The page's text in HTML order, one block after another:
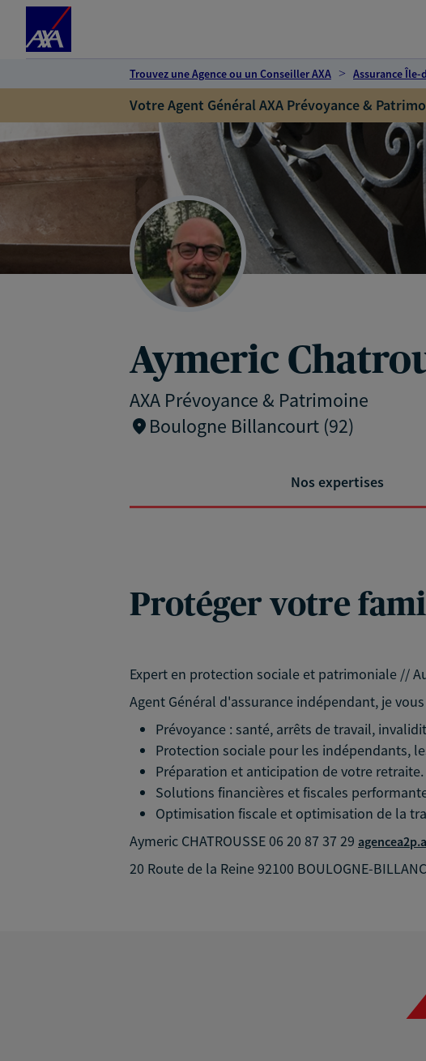
Trouvez une Agence ou un Conseiller AXA Assurance Île-
Votre Agent Général AXA Prévoyance &
Aymeric
AXA Prévoyance & Patrimoine
Boulogne Billancourt (92)
Nos expertises
Protéger votre
Expert en protection sociale et patrimoniale //
Agent Général d'assurance indépendant, je
Prévoyance : santé, arrêts de travail,
Protection sociale pour les indépendants,
Préparation et anticipation de votre retraite.
Solutions financières et fiscales
Optimisation fiscale et optimisation de la
Aymeric CHATROUSSE 06 20 87 37 29
20 Route de la Reine 92100 BOULOGNE-